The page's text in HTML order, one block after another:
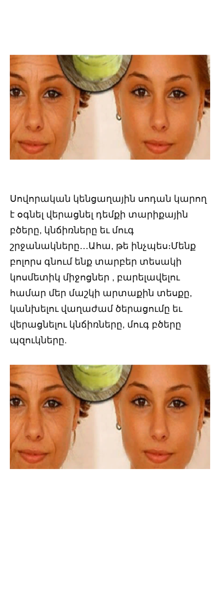
Սովորական կենցաղային սոդան կարող
է օգնել վերացնել դեմքի տարիքային
բծերը, կնճիռները եւ մուգ
շրջանակները․․․Ահա, թե ինչպես։Մենք
բոլորս գնում ենք տարբեր տեսակի
կոսմետիկ միջոցներ , բարելավելու
համար մեր մաշկի արտաքին տեսքը,
կանխելու վաղաժամ ծերացումը եւ
վերացնելու կնճիռները, մուգ բծերը
պզուկները.